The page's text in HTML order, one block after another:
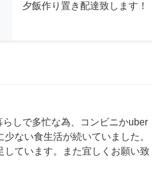
夕飯作り置き配達致します！
しで多忙な為、コンビニかuber
ない食生活が続いていました。
しています。また宜しくお願い致